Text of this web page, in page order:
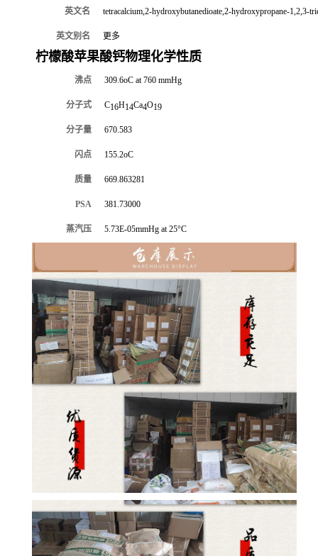
英文名 tetracalcium,2-hydroxybutanedioate,2-hydroxypropane-1,2,3-
英文别名 更多
柠檬酸苹果酸钙物理化学性质
沸点 309.6oC at 760 mmHg
分子式 C16H14Ca4O19
分子量 670.583
闪点 155.2oC
质量 669.863281
PSA 381.73000
蒸汽压 5.73E-05mmHg at 25°C